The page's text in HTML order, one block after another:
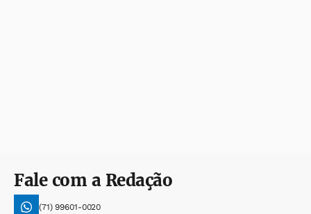
Fale com a Redação
(71) 99601-0020